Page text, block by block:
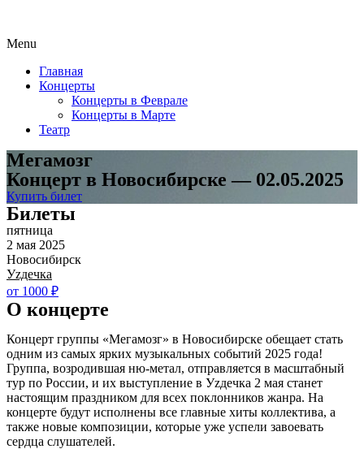
Menu
Главная
Концерты
Концерты в Феврале
Концерты в Марте
Театр
Мегамозг
Концерт в Новосибирске — 02.05.2025
Купить билет
Билеты
пятница
2 мая 2025
Новосибирск
Уzдечка
от 1000 ₽
О концерте
Концерт группы «Мегамозг» в Новосибирске обещает стать
одним из самых ярких музыкальных событий 2025 года!
Группа, возродившая ню-метал, отправляется в масштабный
тур по России, и их выступление в Уzдечка 2 мая станет
настоящим праздником для всех поклонников жанра. На
концерте будут исполнены все главные хиты коллектива, а
также новые композиции, которые уже успели завоевать
сердца слушателей.